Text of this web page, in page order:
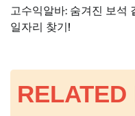
탐
색
고수익알바: 숨겨진 보석
일자리 찾기!
RELATED